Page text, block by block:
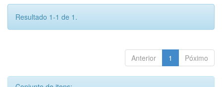
Resultado 1-1 de 1.
Anterior 1 Póximo